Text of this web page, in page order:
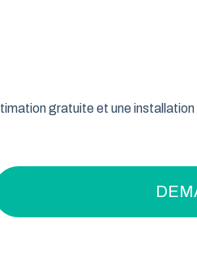
une solution pratique pour
Rhône-Alpes font
gratuite et une